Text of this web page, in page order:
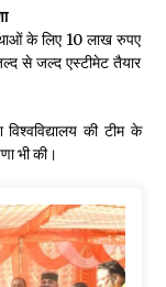
के लिए 10 लाख रुपए
से जल्द एस्टीमेट तैयार
की टीम के
भी की।